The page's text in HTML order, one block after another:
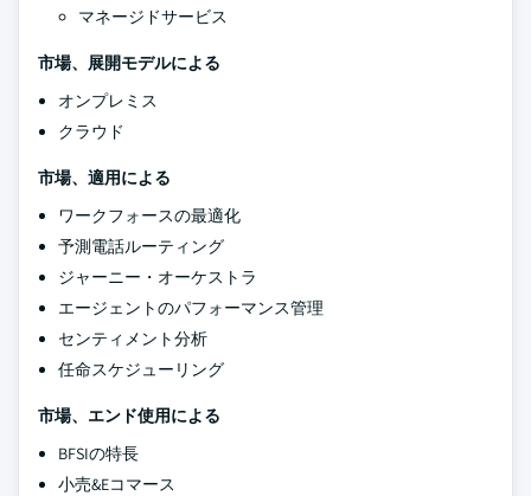
マネージドサービス
市場、展開モデルによる
オンプレミス
クラウド
市場、適用による
ワークフォースの最適化
予測電話ルーティング
ジャーニー・オーケストラ
エージェントのパフォーマンス管理
センティメント分析
任命スケジューリング
市場、エンド使用による
BFSIの特長
小売&Eコマース